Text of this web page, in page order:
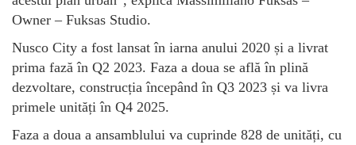
Owner – Fuksas Studio.
Nusco City a fost lansat în iarna anului 2020 și a livrat
prima fază în Q2 2023. Faza a doua se află în plină
dezvoltare, construcția începând în Q3 2023 și va livra
primele unități în Q4 2025.
Faza a doua a ansamblului va cuprinde 828 de unități, cu